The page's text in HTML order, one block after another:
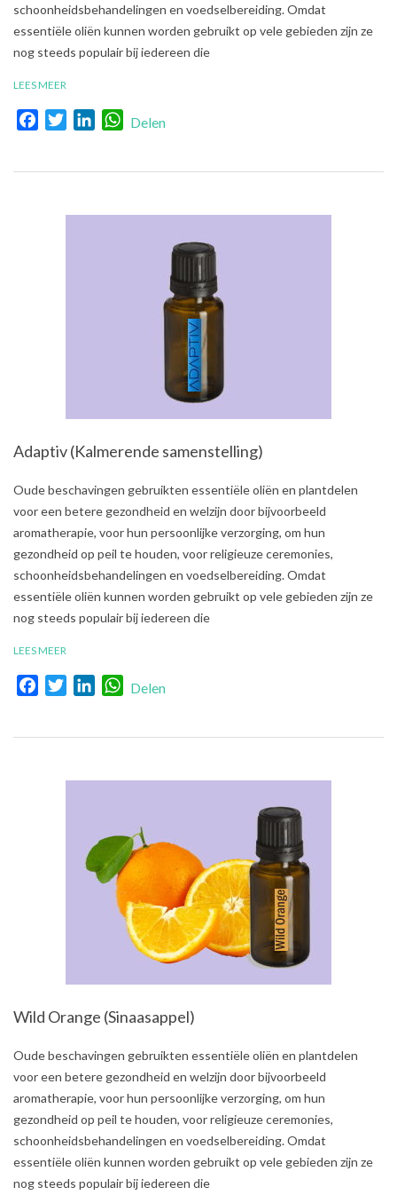
schoonheidsbehandelingen en voedselbereiding. Omdat
essentiële oliën kunnen worden gebruikt op vele gebieden zijn ze
nog steeds populair bij iedereen die
LEES MEER
FacebookTwitterLinkedInWhatsApp
Delen
Adaptiv (Kalmerende samenstelling)
2021-
Oude beschavingen gebruikten essentiële oliën en plantdelen
voor een betere gezondheid en welzijn door bijvoorbeeld
aromatherapie, voor hun persoonlijke verzorging, om hun
gezondheid op peil te houden, voor religieuze ceremonies,
schoonheidsbehandelingen en voedselbereiding. Omdat
essentiële oliën kunnen worden gebruikt op vele gebieden zijn ze
nog steeds populair bij iedereen die
LEES MEER
FacebookTwitterLinkedInWhatsApp
Delen
Wild Orange (Sinaasappel)
2021-
Oude beschavingen gebruikten essentiële oliën en plantdelen
voor een betere gezondheid en welzijn door bijvoorbeeld
aromatherapie, voor hun persoonlijke verzorging, om hun
gezondheid op peil te houden, voor religieuze ceremonies,
schoonheidsbehandelingen en voedselbereiding. Omdat
essentiële oliën kunnen worden gebruikt op vele gebieden zijn ze
nog steeds populair bij iedereen die